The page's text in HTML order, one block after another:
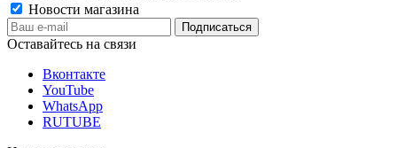
Новости магазина
Оставайтесь на связи
Вконтакте
YouTube
WhatsApp
RUTUBE